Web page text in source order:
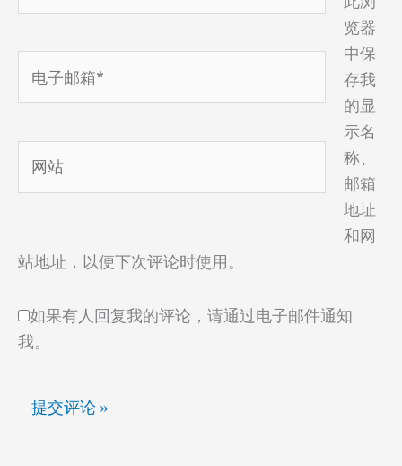
子
箱
站
览器
中保
存我
的显
示名
称、
邮箱
地址
和网
站地址，以便下次评论时使用。
如果有人回复我的评论，请通过电子邮件通知
我。